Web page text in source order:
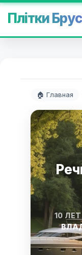
Плітки
🏠 Главная
10